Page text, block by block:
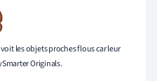
les objets proches flous car leur
Originals.